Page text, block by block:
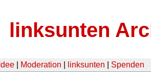
linksunten
Idee Moderation linksunten Spenden